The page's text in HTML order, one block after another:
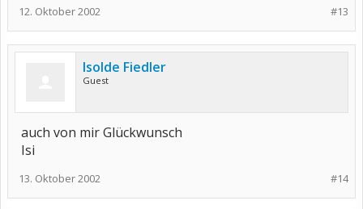
#13
12. Oktober 2002
Isolde Fiedler
Guest
auch von mir Glückwunsch
Isi
#14
13. Oktober 2002